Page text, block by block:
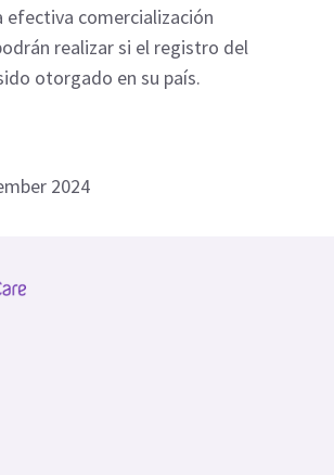
efectiva comercialización
realizar si el registro del
otorgado en su país.
2024